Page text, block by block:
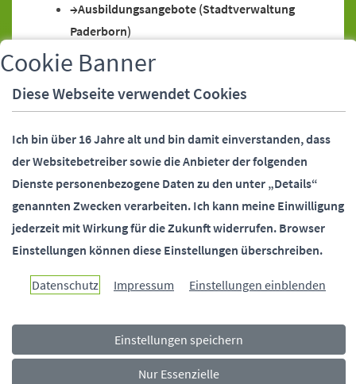
Ausbildungsangebote (Stadtverwaltung
Paderborn)
Bankeinzugsermächtigung (SEPA-Lastschrift)
Bankeinzugsermächtigung (SEPA-Lastschrift),
Widerruf
Paderborn)
Behördennummer 115
Bundesfreiwilligendienst (Stadtverwaltung
Paderborn)
Bürgermeister (Stellvertreter)
Bürgermeister (Telefonsprechstunde)
Bürgermeister und Beigeordnete
(Kontaktdaten)
Ehrungen (Alters-, Ehejubiläen)
Cookie Banner
Diese Webseite verwendet Cookies
Ich bin über 16 Jahre alt und bin damit einverstanden, dass
der Websitebetreiber sowie die Anbieter der folgenden
Dienste personenbezogene Daten zu den unter „Details“
genannten Zwecken verarbeiten. Ich kann meine Einwilligung
jederzeit mit Wirkung für die Zukunft widerrufen. Browser
Einstellungen können diese Einstellungen überschreiben.
Datenschutz Impressum Einstellungen einblenden
Einstellungen speichern
Nur Essenzielle